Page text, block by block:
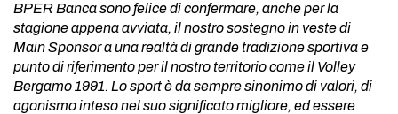
BPER Banca sono felice di confermare, anche per la
stagione appena avviata, il nostro sostegno in veste di
Main Sponsor a una realtà di grande tradizione sportiva e
punto di riferimento per il nostro territorio come il Volley
Bergamo 1991. Lo sport è da sempre sinonimo di valori, di
agonismo inteso nel suo significato migliore, ed essere